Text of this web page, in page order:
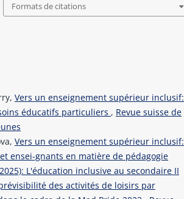
Formats de citations
Vers un enseignement supérieur inclusif:
éducatifs particuliers , Revue suisse de
Vers un enseignement supérieur inclusif:
ensei-gnants en matière de pédagogie
L'éducation inclusive au secondaire II
des activités de loisirs par